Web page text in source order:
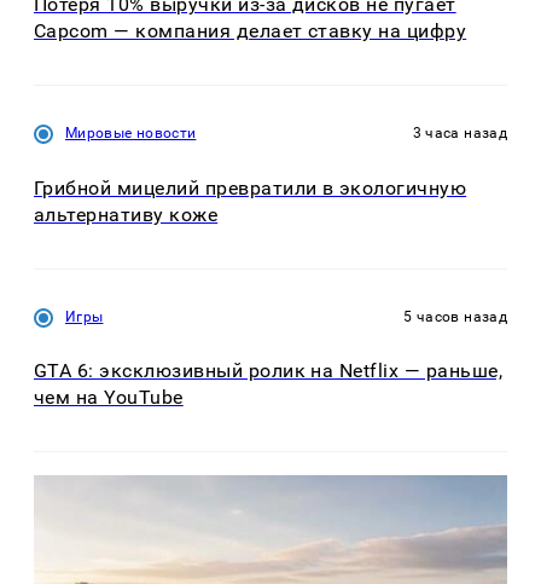
Capcom — компания делает ставку на цифру
Мировые новости 3 часа назад
Грибной мицелий превратили в экологичную
альтернативу коже
Игры 5 часов назад
GTA 6: эксклюзивный ролик на Netflix — раньше,
чем на YouTube